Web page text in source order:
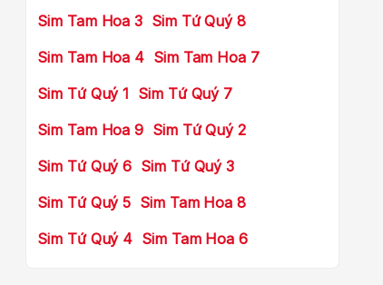
Sim Tam Hoa 3 Sim Tứ Quý 8
Sim Tam Hoa 4 Sim Tam Hoa 7
Sim Tứ Quý 1 Sim Tứ Quý 7
Sim Tam Hoa 9 Sim Tứ Quý 2
Sim Tứ Quý 6 Sim Tứ Quý 3
Sim Tứ Quý 5 Sim Tam Hoa 8
Sim Tứ Quý 4 Sim Tam Hoa 6